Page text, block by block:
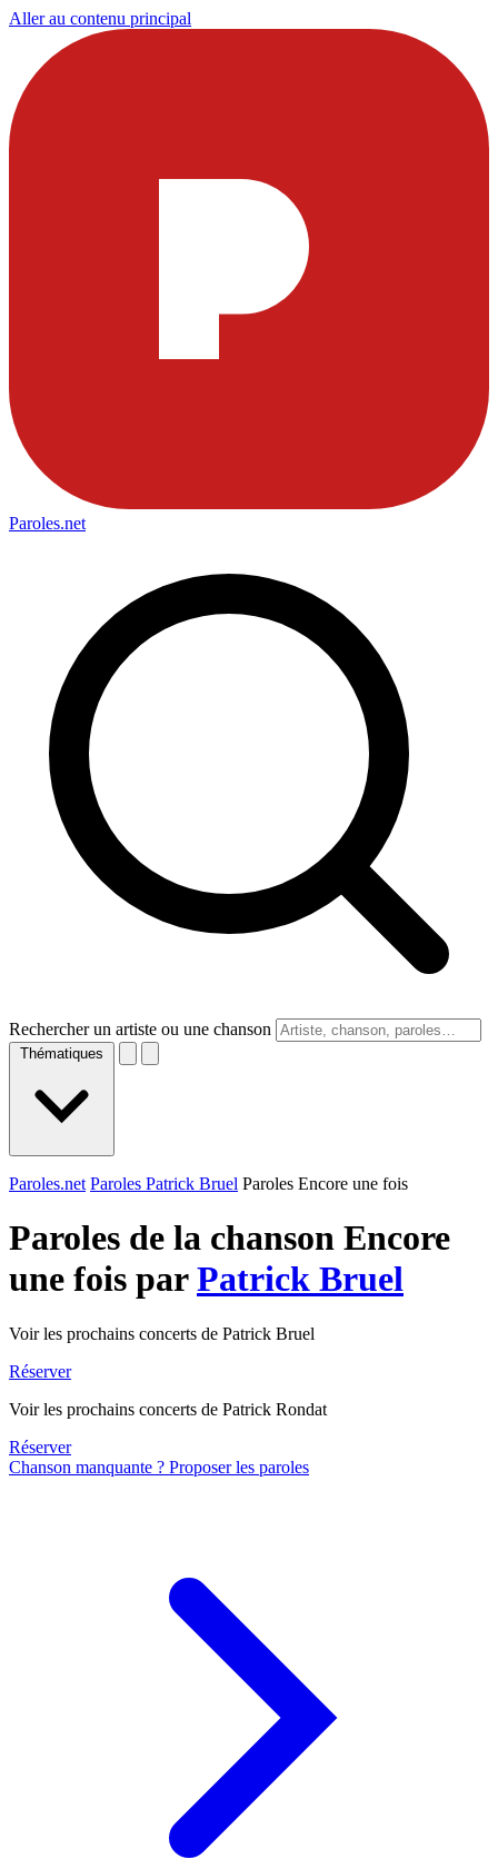
Aller au contenu principal
Paroles.net
Rechercher un artiste ou une chanson
Thématiques
Paroles.net Paroles Patrick Bruel Paroles Encore une fois
Paroles de la chanson Encore
une fois parPatrick Bruel
Voir les prochains concerts de Patrick Bruel
Réserver
Voir les prochains concerts de Patrick Rondat
Réserver
Chanson manquante ? Proposer les paroles